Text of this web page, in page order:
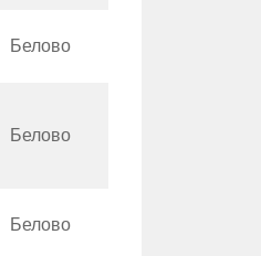
Белово
Белово
Белово